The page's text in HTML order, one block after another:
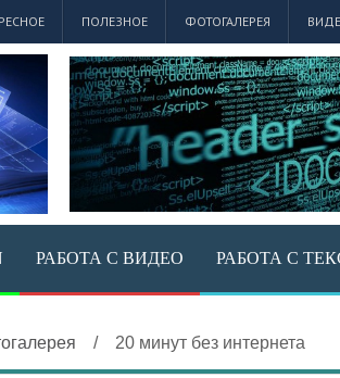
ПОЛЕЗНОЕ ФОТОГАЛЕРЕЯ
РАБОТА С ВИДЕО РАБОТА С
/ 20 минут без интернета